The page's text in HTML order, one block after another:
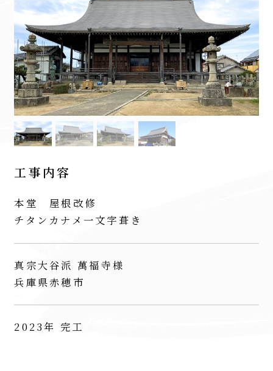
工事内容
本堂 屋根改修
チタンカナメ一文字葺き
真宗大谷派 萬福寺様
兵庫県赤穂市
2023年 完工